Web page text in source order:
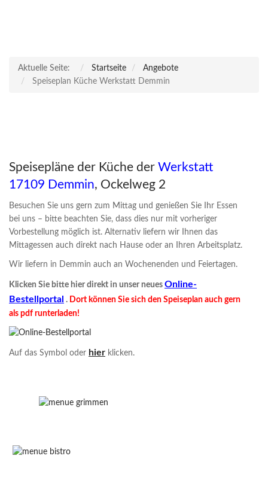
Aktuelle Seite: Startseite
Angebote
Speiseplan Küche Werkstatt Demmin
Speisepläne der Küche der Werkstatt
17109 Demmin, Ockelweg 2
Besuchen Sie uns gern zum Mittag und genießen Sie Ihr Essen
bei uns – bitte beachten Sie, dass dies nur mit vorheriger
Vorbestellung möglich ist. Alternativ liefern wir Ihnen das
Mittagessen auch direkt nach Hause oder an Ihren Arbeitsplatz.
Wir liefern in Demmin auch an Wochenenden und Feiertagen.
Klicken Sie bitte hier direkt in unser neues Online-
Bestellportal . Dort können Sie sich den Speiseplan auch gern
als pdf runterladen!
Auf das Symbol oder hier klicken.